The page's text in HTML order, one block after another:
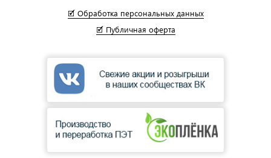
🗹 Обработка персональных данных
🗹 Публичная оферта